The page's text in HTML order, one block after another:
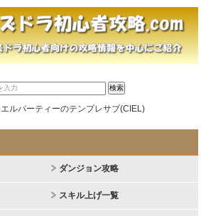
ルパーティーのテンプレサブ(CIEL)
ダンジョン攻略
スキル上げ一覧